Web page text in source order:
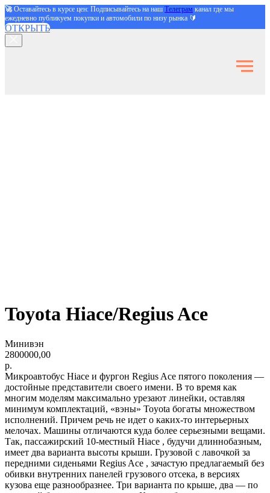
🚀Оставайтесь в курсе цен: Подписывайтесь на наш Телеграм канал где мы
ежедневно публикуем покупки и автомобили по низу рынка 🔰
ОТКРЫТЬ
Toyota Hiace/Regius Ace
Минивэн
2800000,00
р.
Микроавтобус Hiace и фургон Regius Ace пятого поколения —
достойные представители своего имени. В то время как
многим моделям максимально урезают линейки, оставляя
минимум комплектаций, «вэны» Toyota богаты множеством
исполнений. Причем речь не идет о каких-то интерьерных
мелочах. Машины отличаются куда более серьезными вещами.
Так, пассажирский 10-местный Hiace , будучи длиннобазным,
имеет два варианта высоты крыши. Грузовой с лавочкой за
передними сиденьями Regius Ace , зачастую предлагаемый без
обивки внутренних панелей грузового отсека, в версиях
кузова еще разнообразнее. Три варианта по крыше, два — по